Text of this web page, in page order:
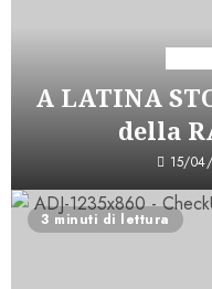
A LATINA
della
15/
3 minuti di lettura